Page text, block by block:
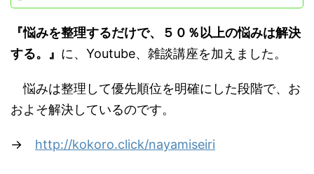
『悩みを整理するだけで、５０％以上の悩みは解決
する。』 に、Youtube、雑談講座を加えました。
悩みは整理して優先順位を明確にした段階で、お
およそ解決しているのです。
→ http://kokoro.click/nayamiseiri